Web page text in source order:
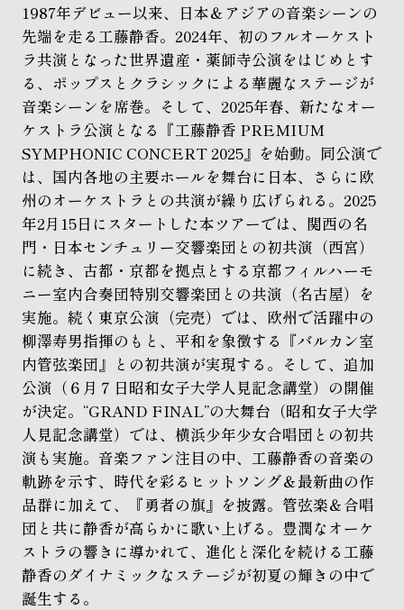
1987年デビュー以来、日本＆アジアの音楽シーンの
先端を走る工藤静香。2024年、初のフルオーケスト
ラ共演となった世界遺産・薬師寺公演をはじめとす
る、ポップスとクラシックによる華麗なステージが
音楽シーンを席巻。そして、2025年春、新たなオー
ケストラ公演となる『工藤静香 PREMIUM
SYMPHONIC CONCERT 2025』を始動。同公演で
は、国内各地の主要ホールを舞台に日本、さらに欧
州のオーケストラとの共演が繰り広げられる。2025
年2月15日にスタートした本ツアーでは、関西の名
門・日本センチュリー交響楽団との初共演（西宮）
に続き、古都・京都を拠点とする京都フィルハーモ
ニー室内合奏団特別交響楽団との共演（名古屋）を
実施。続く東京公演（完売）では、欧州で活躍中の
柳澤寿男指揮のもと、平和を象徴する『バルカン室
内管弦楽団』との初共演が実現する。そして、追加
公演（６月７日昭和女子大学人見記念講堂）の開催
が決定。“GRAND FINAL”の大舞台（昭和女子大学
人見記念講堂）では、横浜少年少女合唱団との初共
演も実施。音楽ファン注目の中、工藤静香の音楽の
軌跡を示す、時代を彩るヒットソング＆最新曲の作
品群に加えて、『勇者の旗』を披露。管弦楽＆合唱
団と共に静香が高らかに歌い上げる。豊潤なオーケ
ストラの響きに導かれて、進化と深化を続ける工藤
静香のダイナミックなステージが初夏の輝きの中で
誕生する。